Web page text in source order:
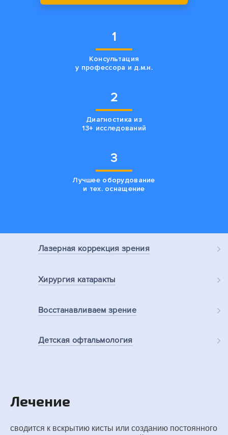
1
Консультация
у профессора и д.м.н.
2
Диагностика из
13+ исследований
3
Лучшее оборудование
и тех. оснащение
Лазерная коррекция зрения
Хирургия катаракты
Восстанавливаемзрение
Детская офтальмология
Лечение
сводится к вскрытию кисты или созданию постоянного